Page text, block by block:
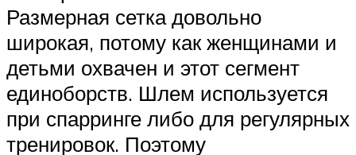
Размерная сетка довольно
широкая, потому как женщинами и
детьми охвачен и этот сегмент
единоборств. Шлем используется
при спарринге либо для регулярных
тренировок. Поэтому